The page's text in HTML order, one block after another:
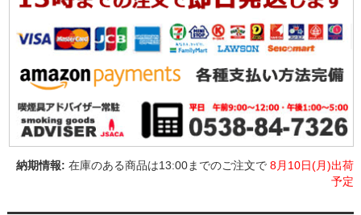
在庫のある商品は13:00までのご注文で8月10日(月)出荷
予定